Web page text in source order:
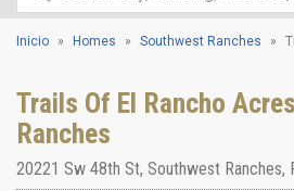
Inicio Homes Southwest Ranches
Trails Of El Rancho
Ranches
20221 Sw 48th St, Southwest Ranches,